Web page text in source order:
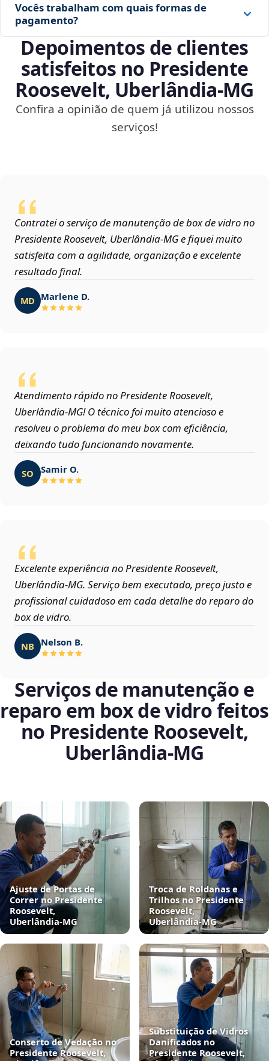
Vocês trabalham com quais formas de
pagamento?
Depoimentos de clientes
satisfeitos no Presidente
Roosevelt, Uberlândia‑MG
Confira a opinião de quem já utilizou nossos
serviços!
Contratei o serviço de manutenção de box de vidro no
Presidente Roosevelt, Uberlândia‑MG e fiquei muito
satisfeita com a agilidade, organização e excelente
resultado final.
MD Marlene D.
Atendimento rápido no Presidente Roosevelt,
Uberlândia‑MG! O técnico foi muito atencioso e
resolveu o problema do meu box com eficiência,
deixando tudo funcionando novamente.
SO Samir O.
Excelente experiência no Presidente Roosevelt,
Uberlândia‑MG. Serviço bem executado, preço justo e
profissional cuidadoso em cada detalhe do reparo do
box de vidro.
NB Nelson B.
Serviços de manutenção e
reparo em box de vidro feitos
no Presidente Roosevelt,
Uberlândia‑MG
Ajuste de Portas de
Correr no Presidente
Roosevelt,
Uberlândia‑MG
Troca de Roldanas e
Trilhos no Presidente
Roosevelt,
Uberlândia‑MG
Conserto de Vedação no
Presidente Roosevelt,
Substituição de Vidros
Danificados no
Presidente Roosevelt,